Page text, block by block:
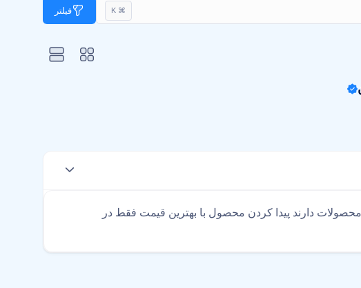
⌘ K فیلتر
دارند پیدا کردن محصول با بهترین قیمت فقط در